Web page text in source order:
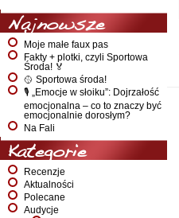
Najnowsze
Moje małe faux pas
Fakty + plotki, czyli Sportowa
Środa! 🏅
🥎 Sportowa środa!
🎙️ „Emocje w słoiku”: Dojrzałość
emocjonalna – co to znaczy być
emocjonalnie dorosłym?
Na Fali
Kategorie
Recenzje
Aktualności
Polecane
Audycje